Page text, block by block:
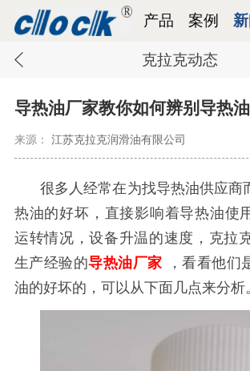
产品 案例
克拉克动态
导热油厂家教你如何辨别导热
来源： 江苏克拉克润滑油有限公司
很多人经常在为找导热油供应商
热油的好坏，直接影响着导热油使
运转情况，设备升温的速度，克拉
生产经验的导热油厂家
，看看他们
油的好坏的，可以从下面几点来分析